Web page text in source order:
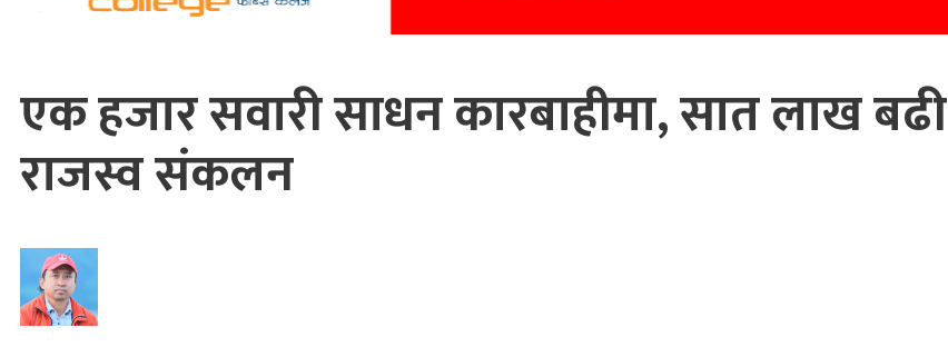
एक हजार सवारी साधन कारबाहीमा, सात लाख बढी
राजस्व संकलन